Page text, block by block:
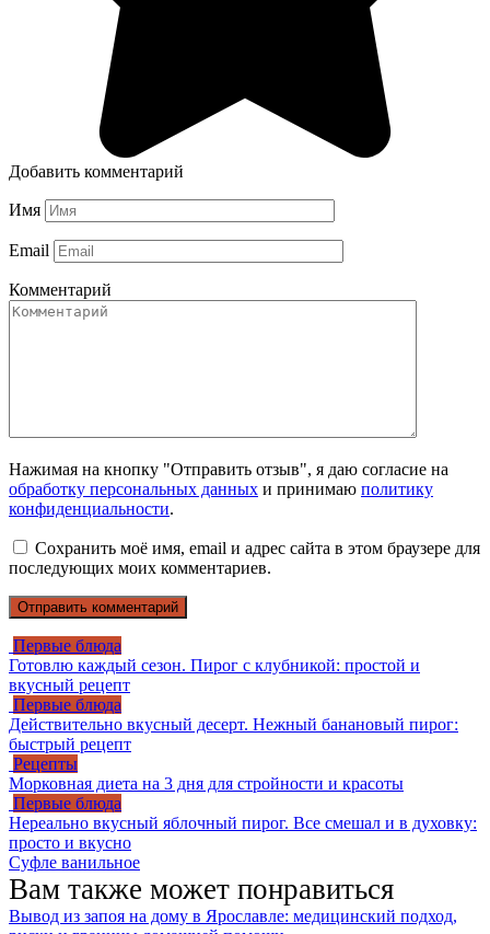
Добавить комментарий
Имя
Email
Комментарий
Нажимая на кнопку "Отправить отзыв", я даю согласие на
обработку персональных данных и принимаю политику
конфиденциальности.
Сохранить моё имя, email и адрес сайта в этом браузере для
последующих моих комментариев.
Первые блюда
Готовлю каждый сезон. Пирог с клубникой: простой и
вкусный рецепт
Первые блюда
Действительно вкусный десерт. Нежный банановый пирог:
быстрый рецепт
Рецепты
Морковная диета на 3 дня для стройности и красоты
Первые блюда
Нереально вкусный яблочный пирог. Все смешал и в духовку:
просто и вкусно
Суфле ванильное
Вам также может понравиться
Вывод из запоя на дому в Ярославле: медицинский подход,